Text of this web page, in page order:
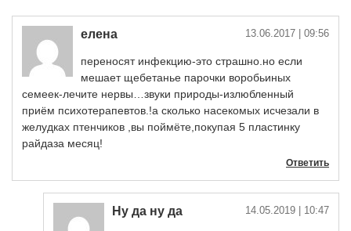
елена 13.06.2017 | 09:56
переносят инфекцию-это страшно.но если
мешает щебетанье парочки воробьиных
семеек-лечите нервы…звуки природы-излюбленный
приём психотерапевтов.!а сколько насекомых исчезали в
желудках птенчиков ,вы поймёте,покупая 5 пластинку
райдаза месяц!
Ответить
Ну да ну да 14.05.2019 | 10:47